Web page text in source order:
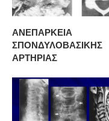
ΑΝΕΠΑΡΚΕΙΑ
ΣΠΟΝΔΥΛΟΒΑΣΙΚΗΣ
ΑΡΤΗΡΙΑΣ